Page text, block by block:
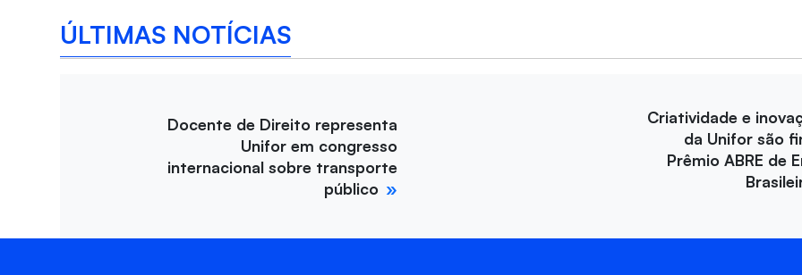
ÚLTIMAS NOTÍCIAS
Docente de Direito representa
Unifor em congresso
internacional sobre transporte
público
Criatividade e
da Unifor são
Prêmio ABRE de